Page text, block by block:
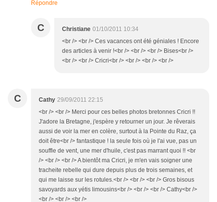
Répondre
C Christiane 01/10/2011 10:34
<br /> <br /> Ces vacances ont été géniales ! Encore
des articles à venir !<br /> <br /> <br /> Bises<br />
<br /> <br /> Cricri<br /> <br /> <br /> <br />
C Cathy 29/09/2011 22:15
<br /> <br /> Merci pour ces belles photos bretonnes Cricri !!
J'adore la Bretagne, j'espère y retourner un jour. Je rêverais
aussi de voir la mer en colère, surtout à la Pointe du Raz, ça
doit être<br /> fantastique ! la seule fois où je l'ai vue, pas un
souffle de vent, une mer d'huile, c'est pas marrant quoi !! <br
/> <br /> <br /> A bientôt ma Cricri, je m'en vais soigner une
tracheite rebelle qui dure depuis plus de trois semaines, et
qui me laisse sur les rotules.<br /> <br /> <br /> Gros bisous
savoyards aux yétis limousins<br /> <br /> <br /> Cathy<br />
<br /> <br /> <br />